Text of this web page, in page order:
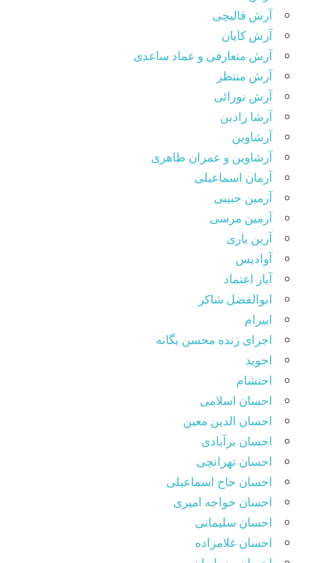
آرش قالیچی
آرش کایان
آرش متعارفی و عماد ساعدی
آرش منتظر
آرش نورائی
آرشا رادین
آرشاوین
آرشاوین و عمران طاهری
آرمان اسماعیلی
آرمین حبیبی
آرمین مرسی
آرین یاری
آوادیس
آیاز اعتماد
ابوالفضل شاکر
ابیرام
اجرای زنده محسن یگانه
اجوید
احتشام
احسان اسلامی
احسان الدین معین
احسان برآبادی
احسان تهرانچی
احسان حاج اسماعیلی
احسان خواجه امیری
احسان سلیمانی
احسان غلامزاده